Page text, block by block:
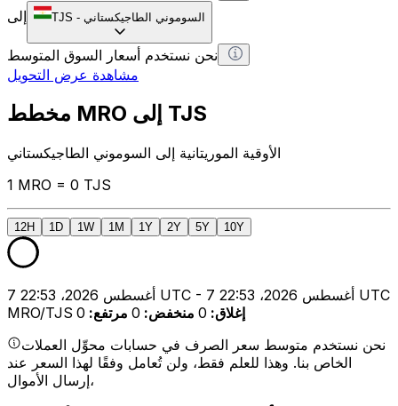
إلى
TJS - السوموني الطاجيكستاني
نحن نستخدم أسعار السوق المتوسط
مشاهدة عرض التحويل
مخطط MRO إلى TJS
الأوقية الموريتانية إلى السوموني الطاجيكستاني
1 MRO = 0 TJS
12H 1D 1W 1M 1Y 2Y 5Y 10Y
7 أغسطس 2026، 22:53 UTC - 7 أغسطس 2026، 22:53 UTC
MRO/TJS
إغلاق:
0 منخفض:
0 مرتفع:
0
نحن نستخدم متوسط سعر الصرف في حسابات محوِّل العملات
الخاص بنا. وهذا للعلم فقط، ولن تُعامل وفقًا لهذا السعر عند
إرسال الأموال،